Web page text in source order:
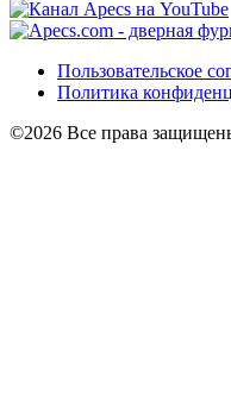
Пользовательское
Политика
©2026 Все права